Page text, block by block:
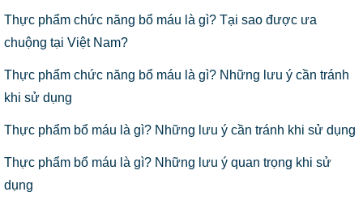
Thực phẩm chức năng bổ máu là gì? Tại sao được ưa
chuộng tại Việt Nam?
Thực phẩm chức năng bổ máu là gì? Những lưu ý cần tránh
khi sử dụng
Thực phẩm bổ máu là gì? Những lưu ý cần tránh khi sử dụng
Thực phẩm bổ máu là gì? Những lưu ý quan trọng khi sử
dụng